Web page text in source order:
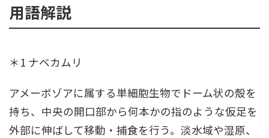
用語解説
＊1 ナベカムリ
アメーボゾアに属する単細胞生物でドーム状の殻を
持ち、中央の開口部から何本かの指のような仮足を
外部に伸ばして移動・捕食を行う。淡水域や湿原、